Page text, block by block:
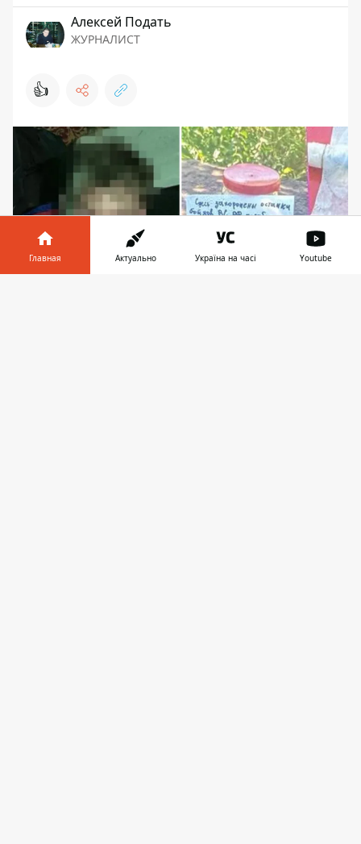
Алексей Подать
ЖУРНАЛИСТ
👍
Главная Актуально Україна на часі Youtube